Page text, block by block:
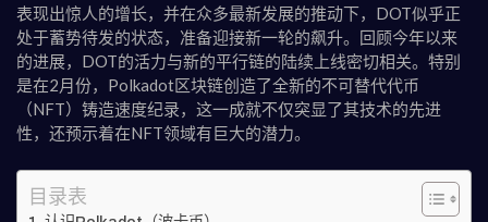
表现出惊人的增长，并在众多最新发展的推动下，DOT似乎正
处于蓄势待发的状态，准备迎接新一轮的飙升。回顾今年以来
的进展，DOT的活力与新的平行链的陆续上线密切相关。特别
是在2月份，Polkadot区块链创造了全新的不可替代代币
（NFT）铸造速度纪录，这一成就不仅突显了其技术的先进
性，还预示着在NFT领域有巨大的潜力。
目录表